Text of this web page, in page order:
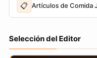
📋 Artículos de Comida
Selección del Editor